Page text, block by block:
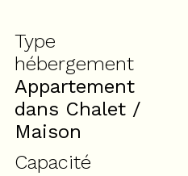
Type
hébergement
Appartement
dans Chalet /
Maison
Capacité